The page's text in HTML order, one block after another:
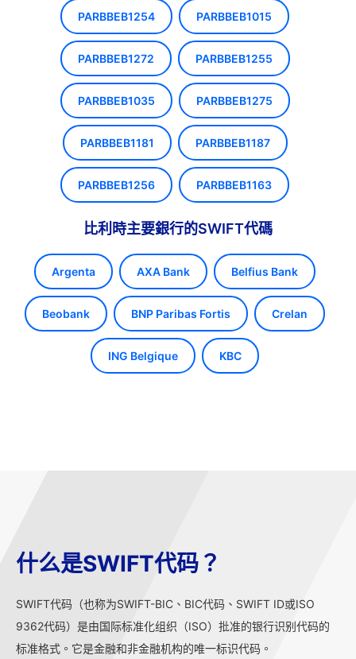
PARBBEB1254 PARBBEB1015
PARBBEB1272 PARBBEB1255
PARBBEB1035 PARBBEB1275
PARBBEB1181 PARBBEB1187
PARBBEB1256 PARBBEB1163
比利時主要銀行的SWIFT代碼
Argenta AXA Bank Belfius Bank
Beobank BNP Paribas Fortis Crelan
ING Belgique KBC
什么是SWIFT代码？
SWIFT代码（也称为SWIFT-BIC、BIC代码、SWIFT ID或ISO
9362代码）是由国际标准化组织（ISO）批准的银行识别代码的
标准格式。它是金融和非金融机构的唯一标识代码。